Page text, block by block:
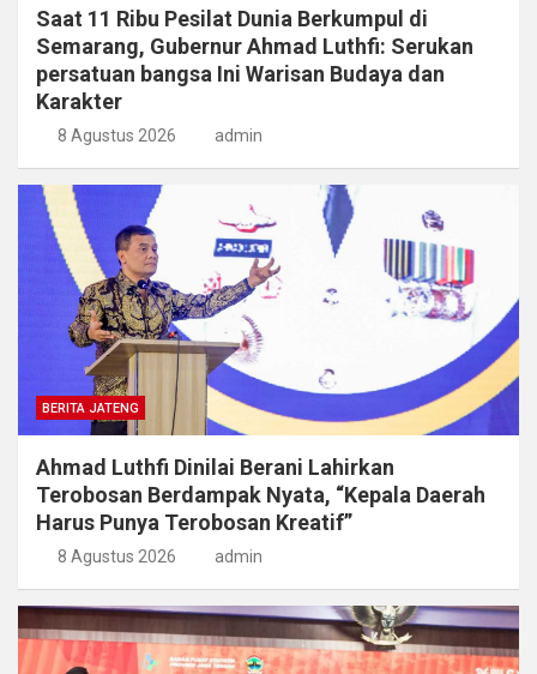
Saat 11 Ribu Pesilat Dunia Berkumpul di
Semarang, Gubernur Ahmad Luthfi: Serukan
persatuan bangsa Ini Warisan Budaya dan
Karakter
8 Agustus 2026 admin
BERITA JATENG
Ahmad Luthfi Dinilai Berani Lahirkan
Terobosan Berdampak Nyata, “Kepala Daerah
Harus Punya Terobosan Kreatif”
8 Agustus 2026 admin